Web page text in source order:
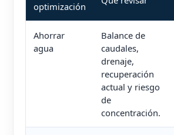
optimización
Ahorrar
agua
Balance de
caudales,
drenaje,
recuperación
actual y riesgo
de
concentración.